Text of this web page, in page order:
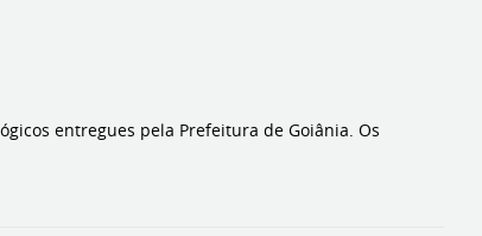
entregues pela Prefeitura de Goiânia. Os